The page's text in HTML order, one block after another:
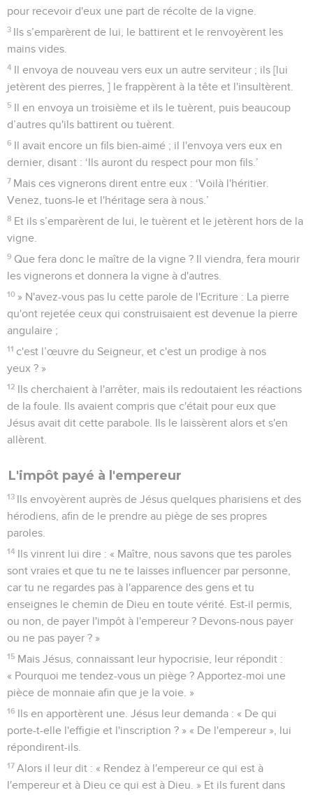
pour recevoir d'eux une part de récolte de la vigne.
3 Ils s’emparèrent de lui, le battirent et le renvoyèrent les
mains vides.
4 Il envoya de nouveau vers eux un autre serviteur ; ils [lui
jetèrent des pierres, ] le frappèrent à la tête et l'insultèrent.
5 Il en envoya un troisième et ils le tuèrent, puis beaucoup
d’autres qu'ils battirent ou tuèrent.
6 Il avait encore un fils bien-aimé ; il l'envoya vers eux en
dernier, disant : ‘Ils auront du respect pour mon fils.’
7 Mais ces vignerons dirent entre eux : ‘Voilà l'héritier.
Venez, tuons-le et l'héritage sera à nous.’
8 Et ils s’emparèrent de lui, le tuèrent et le jetèrent hors de la
vigne.
9 Que fera donc le maître de la vigne ? Il viendra, fera mourir
les vignerons et donnera la vigne à d'autres.
10 » N'avez-vous pas lu cette parole de l'Ecriture : La pierre
qu'ont rejetée ceux qui construisaient est devenue la pierre
angulaire ;
11 c'est l’œuvre du Seigneur, et c'est un prodige à nos
yeux ? »
12 Ils cherchaient à l'arrêter, mais ils redoutaient les réactions
de la foule. Ils avaient compris que c'était pour eux que
Jésus avait dit cette parabole. Ils le laissèrent alors et s'en
allèrent.
L'impôt payé à l'empereur
13 Ils envoyèrent auprès de Jésus quelques pharisiens et des
hérodiens, afin de le prendre au piège de ses propres
paroles.
14 Ils vinrent lui dire : « Maître, nous savons que tes paroles
sont vraies et que tu ne te laisses influencer par personne,
car tu ne regardes pas à l'apparence des gens et tu
enseignes le chemin de Dieu en toute vérité. Est-il permis,
ou non, de payer l'impôt à l'empereur ? Devons-nous payer
ou ne pas payer ? »
15 Mais Jésus, connaissant leur hypocrisie, leur répondit :
« Pourquoi me tendez-vous un piège ? Apportez-moi une
pièce de monnaie afin que je la voie. »
16 Ils en apportèrent une. Jésus leur demanda : « De qui
porte-t-elle l'effigie et l'inscription ? » « De l'empereur », lui
répondirent-ils.
17 Alors il leur dit : « Rendez à l'empereur ce qui est à
l'empereur et à Dieu ce qui est à Dieu. » Et ils furent dans